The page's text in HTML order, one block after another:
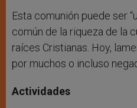
Esta comunión puede ser
común de la riqueza de la
raíces Cristianas. Hoy,
por muchos o incluso
Actividades